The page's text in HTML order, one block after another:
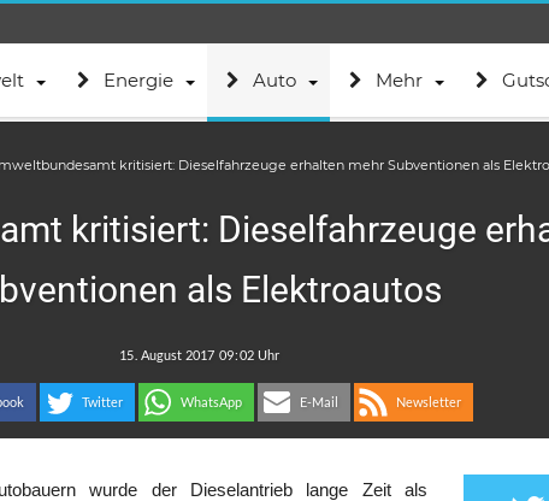
Energie Auto Mehr
kritisiert: Dieselfahrzeuge erhalten mehr Subventionen als
kritisiert: Dieselfahrzeuge
als Elektroautos
:
Twitter WhatsApp E-Mail Newsletter
wurde der Dieselantrieb lange Zeit als